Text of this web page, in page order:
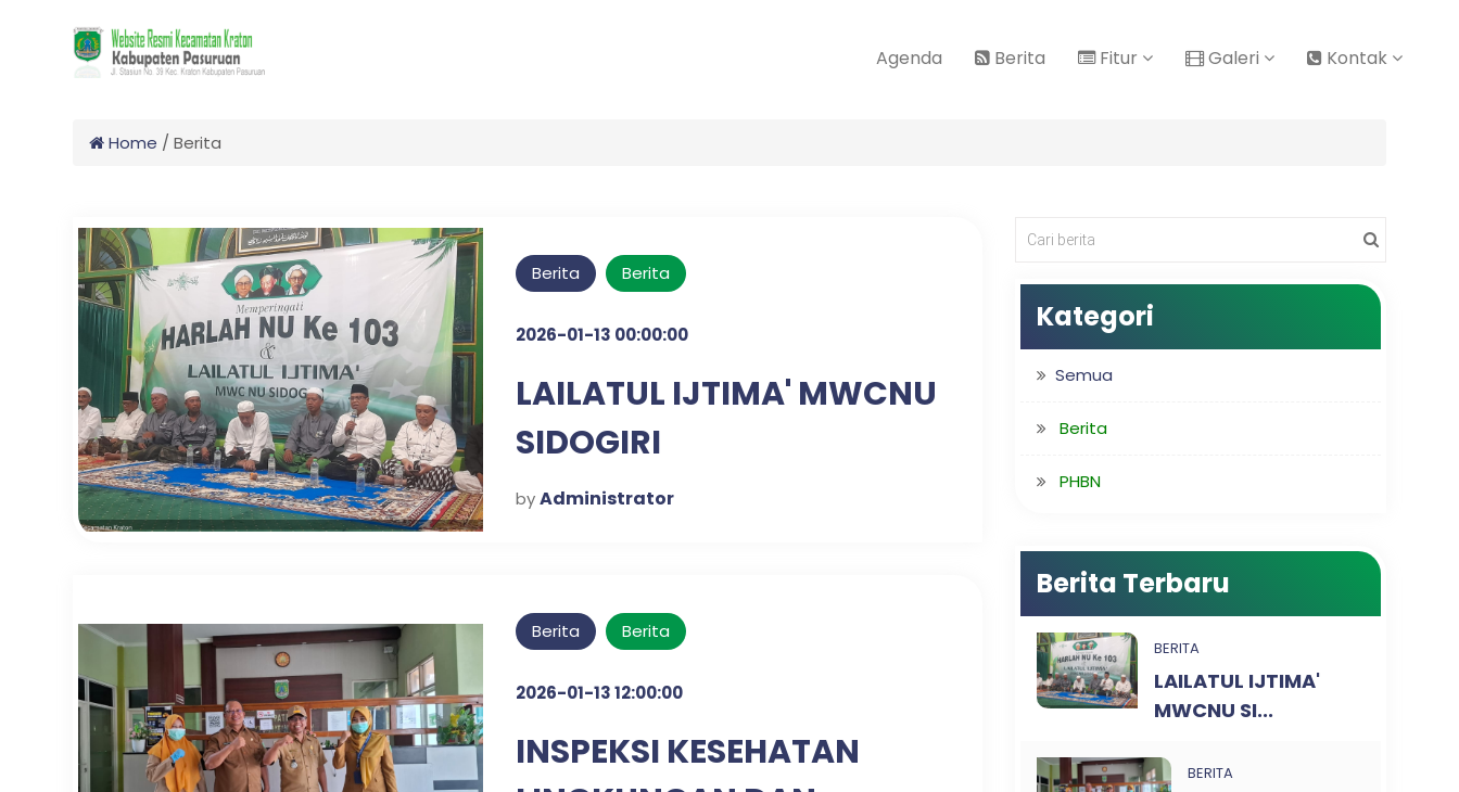
Agenda Berita Fitur Galeri Kontak
Home / Berita
Berita Berita
2026-01-13 00:00:00
LAILATUL IJTIMA' MWCNU
SIDOGIRI
by Administrator
Berita Berita
2026-01-13 12:00:00
INSPEKSI KESEHATAN
Kategori
Semua
Berita
PHBN
Berita Terbaru
BERITA
LAILATUL IJTIMA'
MWCNU SI...
BERITA